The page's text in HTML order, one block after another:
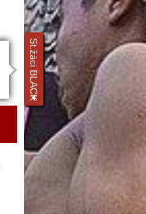
St.žáci BLACK
Ne 28.03 00:00
FbC Coyotes Jablunkov
..1. FBK Rožnov p/R